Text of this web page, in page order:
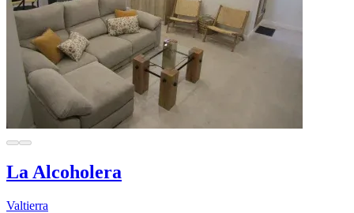
La Alcoholera
Valtierra